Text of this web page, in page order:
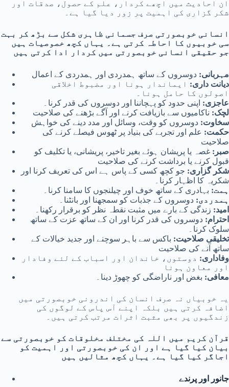
ان احادیث میں اچھے کردار، علم کے حصول، صدقات اور
شکر گزاری کی اہمیت پر زور دیا گیا ہے۔
انسانی خوبصورتی صرف جسمانی ظاہری شکل سے بڑھ کر بہت
سی خوبیوں کا احاطہ کرتی ہے۔ یہاں کچھ خصوصیات ہیں
جو حقیقی انسانی خوبصورتی میں کردار ادا کرتی ہیں
مہربانی: دوسروں کے ساتھ ہمدردی اور ہمدردی کے اعمال
دیانت داری: ایماندار ہونا اور مضبوط اخلاقی
اصولوں کا حامل ہونا۔
عاجزی: اپنی حدود کو پہچاننا اور دوسروں کی قدر کرنا۔
لچک: ناکامیوں سے بازیافت کرنے اور آگے بڑھنے کی صلاحیت
سخاوت: دوسروں کو وقت، وسائل اور مدد دینے کی خواہش
حکمت: علم اور تجربے کی بنیاد پر ٹھوس فیصلے کرنے کی
صلاحیت
صبر: غصہ یا پریشان ہوئے بغیر تاخیر، پریشانی، یا تکلیف کو
قبول کرنے یا برداشت کرنے کی صلاحیت
شکر گزاری: جو کچھ کسی کے پاس ہے اس کی تعریف کرنا اور
شکریہ کا اظہار کرنا۔
ہمت: بہادری کے ساتھ خوف اور چیلنجوں کا سامنا کرنا۔
ہمدردی: دوسروں کے جذبات کو سمجھنا اور بانٹنا۔
امید: زندگی کے بارے میں مثبت نقطہ نظر کو برقرار رکھنا۔
احترام: دوسروں کی قدر کرنا اور ان کے ساتھ عزت کے ساتھ
سلوک کرنا۔
تخلیقی صلاحیت: باکس سے باہر سوچنے اور جدید خیالات کے
ساتھ آنے کی صلاحیت
وفاداری: دوستوں، خاندان اور اسباب کے لئے وفادار
اور معاون ہونا
معافی: بغض اور ناراضگی کو چھوڑ دینا۔
یہ خوبیاں نہ صرف انسان کی اندرونی خوبصورتی میں
اضافہ کرتی ہیں بلکہ اپنے آس پاس کے لوگوں کی
زندگیوں پر بھی مثبت اثرات مرتب کرتی ہیں۔
قرآن کریم میں اللہ کی مختلف مخلوقات کو خوبصورتی سے
بیان کیا گیا ہے اور ان کی خوبصورتی اور اہمیت کو
اجاگر کیا گیا ہے۔ یہاں کچھ مثالیں ہیں
جانور اور پرندے